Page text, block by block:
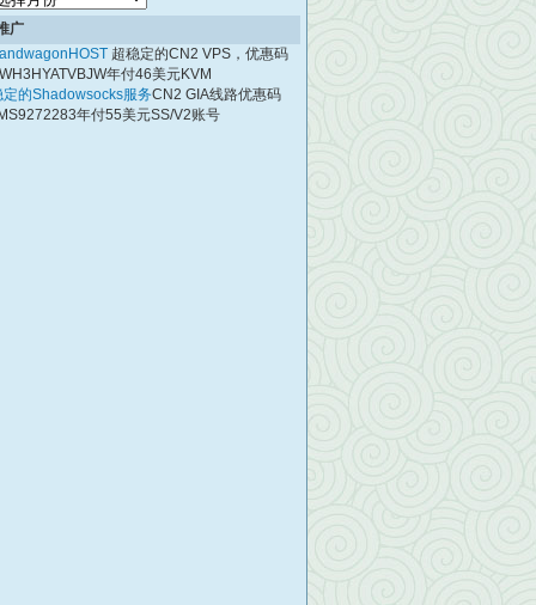
广
超稳定的CN2 VPS，优惠码
年付46美元KVM
定的Shadowsocks服务CN2 GIA线路优惠码
年付55美元SS/V2账号